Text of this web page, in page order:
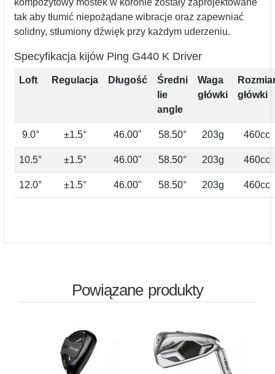
kompozytowy mostek w koronie zostały zaprojektowane
tak aby tłumić niepożądane wibracje oraz zapewniać
solidny, stłumiony dźwięk przy każdym uderzeniu.
Specyfikacja kijów Ping G440 K Driver
Loft Regulacja Długość
Średni
lie
angle
Waga
główki
główki
9.0° ±1.5° 46.00" 58.50° 203g 460cc
10.5° ±1.5° 46.00" 58.50° 203g 460cc
12.0° ±1.5° 46.00" 58.50° 203g 460cc
Powiązane produkty